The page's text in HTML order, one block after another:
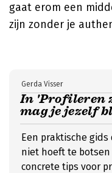
gaat erom een
zijn zonder je
In 'Profileren
mag je jezelf
Gerda Visser
Een praktische
niet hoeft te
concrete tips voor